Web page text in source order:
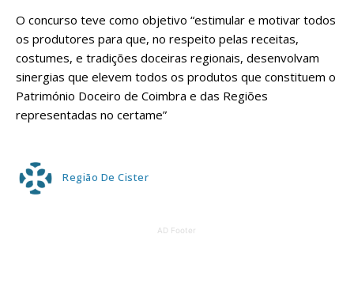
O concurso teve como objetivo “estimular e motivar todos
os produtores para que, no respeito pelas receitas,
costumes, e tradições doceiras regionais, desenvolvam
sinergias que elevem todos os produtos que constituem o
Património Doceiro de Coimbra e das Regiões
representadas no certame”
Região De Cister
AD Footer